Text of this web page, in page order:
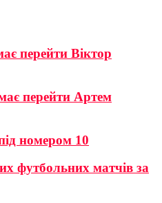
перейти Віктор
перейти Артем
номером 10
футбольних матчів за